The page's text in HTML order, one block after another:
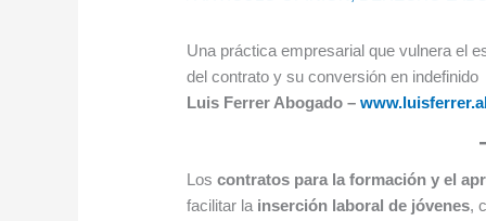
Una práctica empresarial que vulnera el
del contrato y su conversión en indefinido
Luis Ferrer Abogado –
Loscontratos para la formación y el
facilitar la inserción laboral de jóvenes,